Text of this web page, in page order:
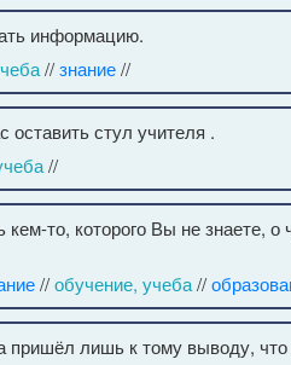
информацию.
//знание//
оставить стул учителя .
//
то, которого Вы не знаете, о
//обучение, учеба//
пришёл лишь к тому выводу,